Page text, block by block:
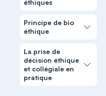
éthiques
Principe de bio
éthique
La prise de
décision éthique
et collégiale en
pratique